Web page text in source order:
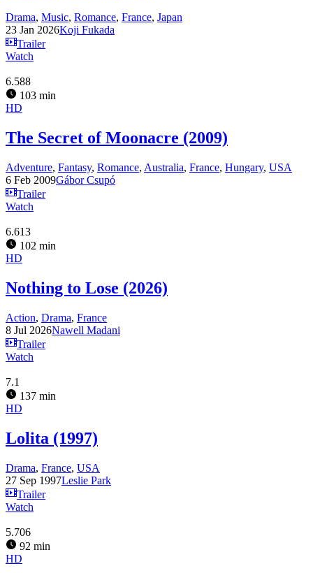
Drama, Music, Romance, France, Japan
23 Jan 2026Koji Fukada
Trailer
Watch
6.588
103 min
HD
The Secret of Moonacre (2009)
Adventure, Fantasy, Romance, Australia, France, Hungary, USA
6 Feb 2009Gábor Csupó
Trailer
Watch
6.613
102 min
HD
Nothing to Lose (2026)
Action, Drama, France
8 Jul 2026Nawell Madani
Trailer
Watch
7.1
137 min
HD
Lolita (1997)
Drama, France, USA
27 Sep 1997Leslie Park
Trailer
Watch
5.706
92 min
HD